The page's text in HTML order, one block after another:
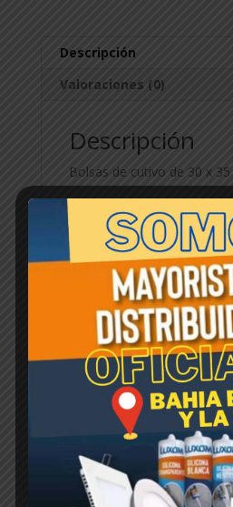
Descripción
Valoraciones (0)
Descripción
Bolsas de cutivo de 30 x
Productos